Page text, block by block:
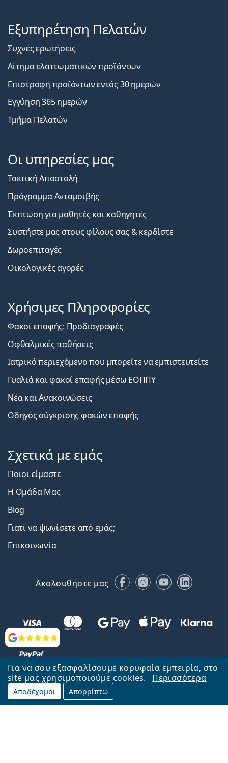
Για να σου εξασφαλίσουμε κορυφαία εμπειρία, στο
site μας χρησιμοποιούμε cookies.
Περισσότερα
Αποδέχομαι Απορρίπτω
Αξιολογήσεις
Εξυπηρέτηση Πελατών
Συχνές ερωτήσεις
Αίτημα ελαττωματικών προϊόντων
Επιστροφή προϊόντων εντός 30 ημερών
Εγγύηση 365 ημερών
Τμήμα Πελατών
Οι υπηρεσίες μας
Τακτική Αποστολή
Πρόγραμμα Ανταμοιβής
Έκπτωση για μαθητές και καθηγητές
Συστήστε μας στους φίλους σας & κερδίστε
Δωροεπιταγές
Οικολογικές αγορές
Χρήσιμες Πληροφορίες
Φακοί επαφής: Προδιαγραφές
Οφθαλμικές παθήσεις
Ιατρικό περιεχόμενο που μπορείτε να εμπιστευτείτε
Γυαλιά και φακοί επαφής μέσω ΕΟΠΠΥ
Νέα και Ανακοινώσεις
Οδηγός σύγκρισης φακών επαφής
Σχετικά με εμάς
Ποιοι είμαστε
Η Ομάδα Μας
Blog
Γιατί να ψωνίσετε από εμάς;
Επικοινωνία
Ακολουθήστε μας FacebookInstagram
YouTubeLinkedIn